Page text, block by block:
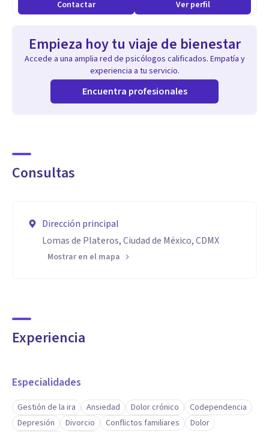
Contactar Ver perfil
Empieza hoy tu viaje de bienestar
Accede a una amplia red de psicólogos calificados. Empatía y
experiencia a tu servicio.
Encuentra profesionales
Consultas
Dirección principal
Lomas de Plateros, Ciudad de México, CDMX
Mostrar en el mapa
Experiencia
Especialidades
Gestión de la ira Ansiedad Dolor crónico
Codependencia
Depresión
Divorcio Conflictos familiares
Dolor